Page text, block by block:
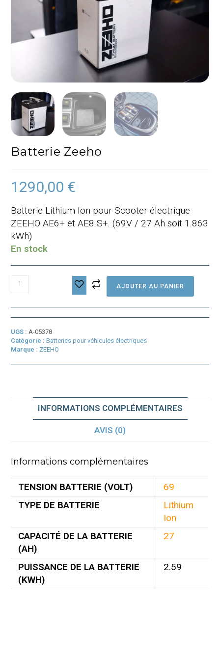
Batterie Zeeho
1290,00 €
Batterie Lithium Ion pour Scooter électrique
ZEEHO AE6+ et AE8 S+. (69V / 27 Ah soit 1.863
kWh)
En stock
Zeeho
AJOUTER AU PANIER
UGS : A-05378
Catégorie :Batteries pour véhicules électriques
Marque : ZEEHO
INFORMATIONS COMPLÉMENTAIRES
AVIS (0)
Informations complémentaires
TENSION BATTERIE (VOLT)
69
TYPE DE BATTERIE
Lithium
Ion
CAPACITÉ DE LA BATTERIE
(AH)
27
PUISSANCE DE LA BATTERIE
(KWH)
2.59